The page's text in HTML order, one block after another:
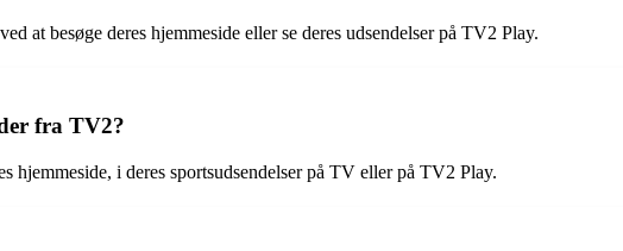
at besøge deres hjemmeside eller se deres udsendelser på TV2 Play.
fra TV2?
hjemmeside, i deres sportsudsendelser på TV eller på TV2 Play.